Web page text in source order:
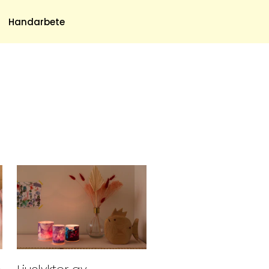
Handarbete
Nyhetsbrev
Om Cookies
Integritetspolicy
Skapa Konto